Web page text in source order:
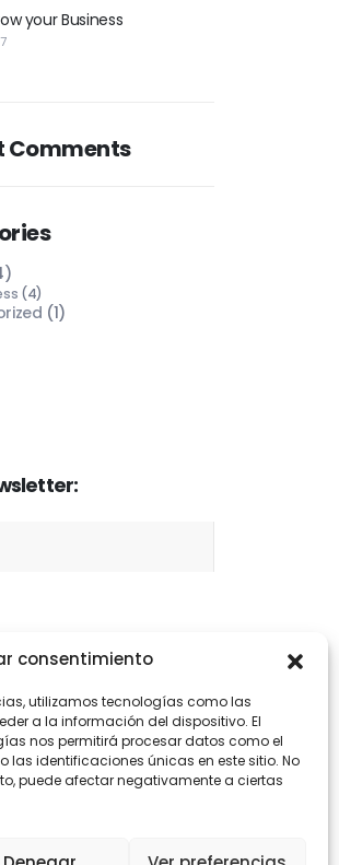
consentimiento
utilizamos tecnologías como las
a la información del dispositivo. El
nos permitirá procesar datos como el
identificaciones únicas en este sitio. No
puede afectar negativamente a ciertas
your Business
Comments
(4)
(1)
lapolítica de privacidad